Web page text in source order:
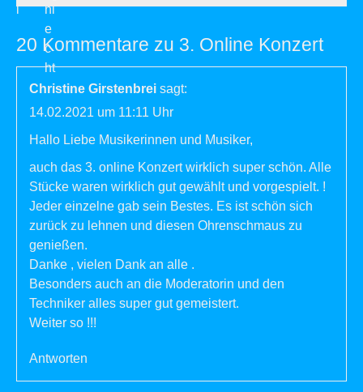
20 Kommentare zu 3. Online Konzert
Christine Girstenbrei sagt:
14.02.2021 um 11:11 Uhr
Hallo Liebe Musikerinnen und Musiker,
auch das 3. online Konzert wirklich super schön. Alle
Stücke waren wirklich gut gewählt und vorgespielt. !
Jeder einzelne gab sein Bestes. Es ist schön sich
zurück zu lehnen und diesen Ohrenschmaus zu
genießen.
Danke , vielen Dank an alle .
Besonders auch an die Moderatorin und den
Techniker alles super gut gemeistert.
Weiter so !!!
Antworten